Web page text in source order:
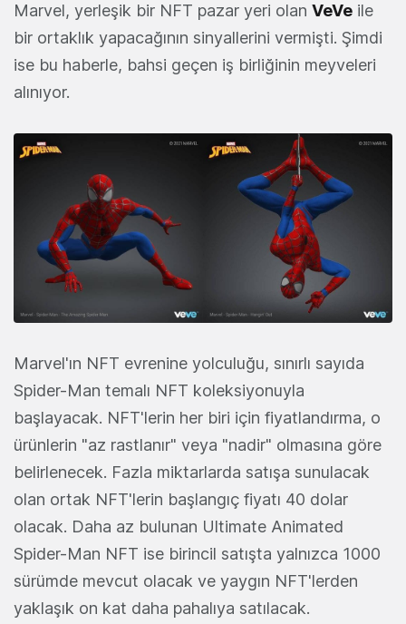
Marvel, yerleşik bir NFT pazar yeri olan VeVe ile
bir ortaklık yapacağının sinyallerini vermişti. Şimdi
ise bu haberle, bahsi geçen iş birliğinin meyveleri
alınıyor.
Marvel'ın NFT evrenine yolculuğu, sınırlı sayıda
Spider-Man temalı NFT koleksiyonuyla
başlayacak. NFT'lerin her biri için fiyatlandırma, o
ürünlerin "az rastlanır" veya "nadir" olmasına göre
belirlenecek. Fazla miktarlarda satışa sunulacak
olan ortak NFT'lerin başlangıç ​​fiyatı 40 dolar
olacak. Daha az bulunan Ultimate Animated
Spider-Man NFT ise birincil satışta yalnızca 1000
sürümde mevcut olacak ve yaygın NFT'lerden
yaklaşık on kat daha pahalıya satılacak.